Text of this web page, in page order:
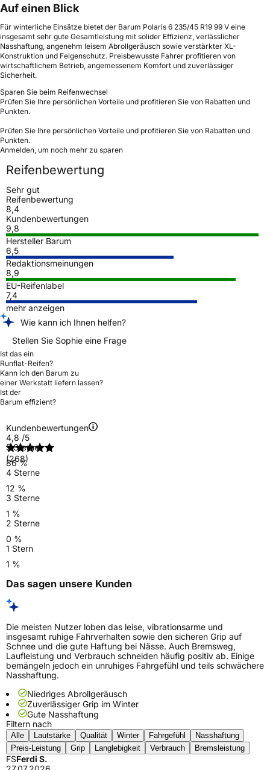
Auf einen Blick
Für winterliche Einsätze bietet der Barum Polaris 6 235/45 R19 99 V eine
insgesamt sehr gute Gesamtleistung mit solider Effizienz, verlässlicher
Nasshaftung, angenehm leisem Abrollgeräusch sowie verstärkter XL-
Konstruktion und Felgenschutz. Preisbewusste Fahrer profitieren von
wirtschaftlichem Betrieb, angemessenem Komfort und zuverlässiger
Sicherheit.
Sparen Sie beim Reifenwechsel
Prüfen Sie Ihre persönlichen Vorteile und profitieren Sie von Rabatten und
Punkten.
Prüfen Sie Ihre persönlichen Vorteile und profitieren Sie von Rabatten und
Punkten.
Anmelden, um noch mehr zu sparen
Reifenbewertung
Sehr gut
Reifenbewertung
8,4
Kundenbewertungen
9,8
Hersteller Barum
6,5
Redaktionsmeinungen
8,9
EU-Reifenlabel
7,4
mehr anzeigen
Wie kann ich Ihnen helfen?
Stellen Sie Sophie eine Frage
Ist das ein
Runflat-Reifen?
Kann ich den Barum zu
einer Werkstatt liefern lassen?
Ist der
Barum effizient?
Kundenbewertungen
4,8 /5
(268)
5 Sterne
86 %
4 Sterne
12 %
3 Sterne
1 %
2 Sterne
0 %
1 Stern
1 %
Das sagen unsere Kunden
Die meisten Nutzer loben das leise, vibrationsarme und
insgesamt ruhige Fahrverhalten sowie den sicheren Grip auf
Schnee und die gute Haftung bei Nässe. Auch Bremsweg,
Laufleistung und Verbrauch schneiden häufig positiv ab. Einige
bemängeln jedoch ein unruhiges Fahrgefühl und teils schwächere
Nasshaftung.
Niedriges Abrollgeräusch
Zuverlässiger Grip im Winter
Gute Nasshaftung
Filtern nach
Alle Lautstärke Qualität Winter Fahrgefühl
Nasshaftung
Preis-Leistung
Grip Langlebigkeit Verbrauch Bremsleistung
FSFerdi S.